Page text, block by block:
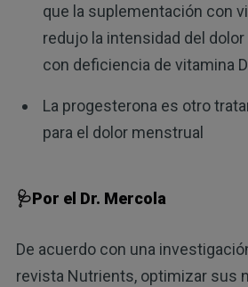
que la suplementación con
redujo la intensidad del
con deficiencia de vitamina
La progesterona es otro
para el dolor menstrual
🩺Por el Dr. Mercola
De acuerdo con una
revista Nutrients, optimizar sus